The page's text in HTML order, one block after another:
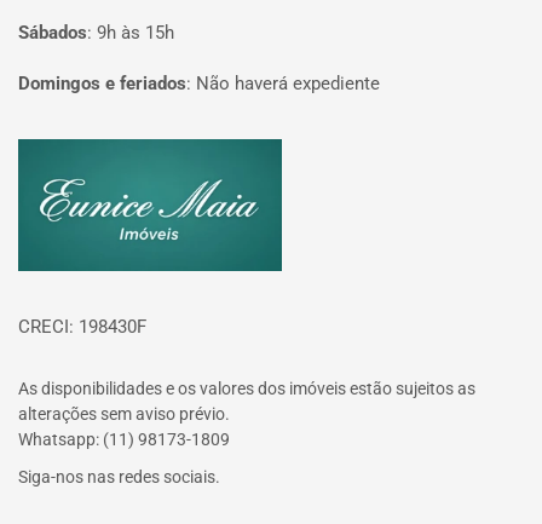
Sábados: 9h às 15h
Domingos e feriados: Não haverá expediente
CRECI: 198430F
As disponibilidades e os valores dos imóveis estão sujeitos as
alterações sem aviso prévio.
Whatsapp: (11) 98173-1809
Siga-nos nas redes sociais.